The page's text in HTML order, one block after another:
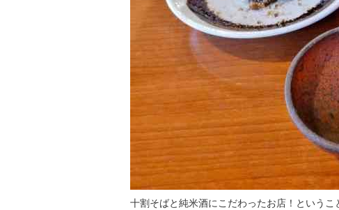
十割そばと純米酒にこだわったお店！という